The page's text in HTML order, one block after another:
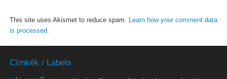
This site uses Akismet to reduce spam. Learn how your comment data
is processed.
Címkék / Labels